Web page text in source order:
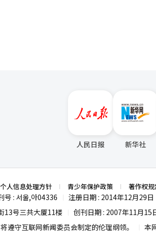
人民日报 新华社
个人信息处理方针 青少年保护政策 著作权规
号 : 서울,아04336 注册日期 : 2014年12月29日
13号三共大厦11楼
创刊日期 : 2007年11月15
遵守互联网新闻委员会制定的伦理纲领。
本